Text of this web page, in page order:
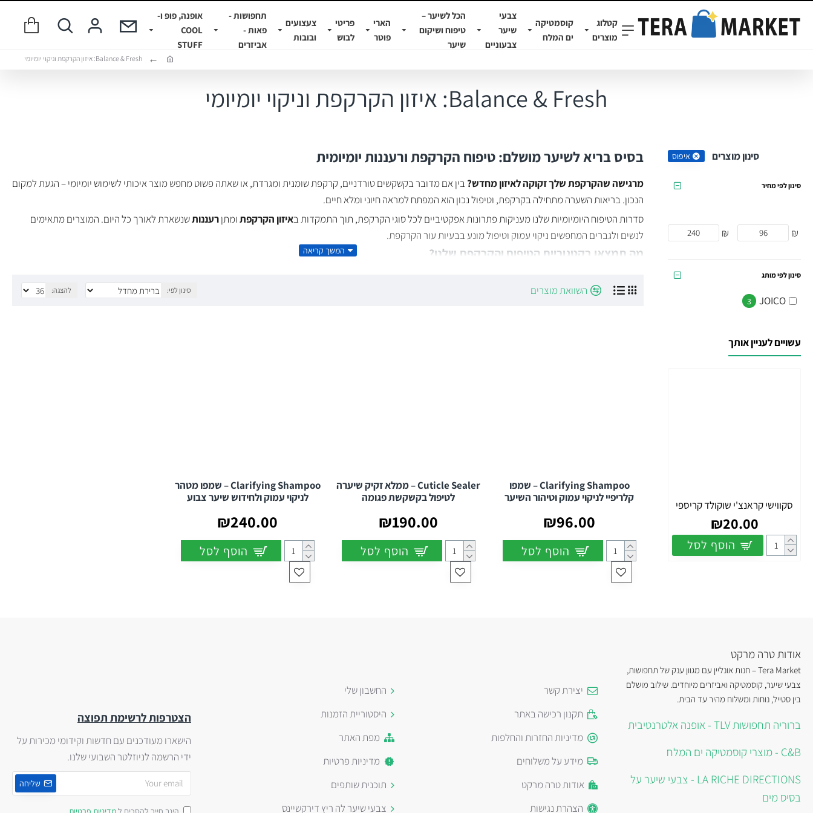
קטלוג
מוצרים
קוסמטיקה
ים המלח
צבעי
שיער
צבעוניים
הכל לשיער –
טיפוח ושיקום
שיער
הארי
פוטר
פריטי
לבוש
צעצועים
ובובות
תחפושות -
פאות -
אביזרים
אופנה, פופ ו-
COOL
STUFF
Balance & Fresh: איזון הקרקפת וניקוי יומיומי
Balance & Fresh: איזון הקרקפת וניקוי יומיומי
סינון מוצרים איפוס
סינון לפי מחיר
₪
₪
סינון לפי מותג
JOICO
3
עשויים לעניין אותך
סקווישי קראנצ'י שוקולד קריספי
₪20.00
הוסף לסל
בסיס בריא לשיער מושלם: טיפוח הקרקפת ורעננות יומיומית
מרגישה שהקרקפת שלך זקוקה לאיזון מחדש?בין אם מדובר בקשקשים טורדניים, קרקפת שומנית ומגרדת, או שאתה פשוט מחפש מוצר איכותי לשימוש יומיומי – הגעת למקום
הנכון. בריאות השערה מתחילה בקרקפת, וטיפול נכון הוא המפתח למראה חיוני ומלא חיים.
סדרות הטיפוח היומיומיות שלנו מעניקות פתרונות אפקטיביים לכל סוגי הקרקפת, תוך התמקדות באיזון הקרקפתומתןרעננותשנשארת לאורך כל היום. המוצרים מתאימים
לנשים ולגברים המחפשים ניקוי עמוק וטיפול מונע בבעיות עור הקרקפת.
מה תמצאו בקטגוריית הטיפוח והקרקפת שלנו?
איזון קרקפת רגישה או שומנית:
השוואת מוצרים סינון לפי: להצגה:
Clarifying Shampoo – שמפו
קלריפיי לניקוי עמוק וטיהור השיער
₪96.00
הוסף לסל
Cuticle Sealer – ממלא זקיק שיערה
לטיפול בקשקשת פגומה
₪190.00
הוסף לסל
Clarifying Shampoo – שמפו מטהר
לניקוי עמוק ולחידוש שיער צבוע
₪240.00
הוסף לסל
אודות טרה מרקט
Tera Market – חנות אונליין עם מגוון ענק של תחפושות,
צבעי שיער, קוסמטיקה ואביזרים מיוחדים. שילוב מושלם
בין סטייל, נוחות ומשלוח מהיר עד הבית.
ברוריה תחפושות TLV - אופנה אלטרנטיבית
C&B - מוצרי קוסמטיקה ים המלח
LA RICHE DIRECTIONS - צבעי שיער על
בסיס מים
יצירת קשר
תקנון רכישה באתר
מדיניות החזרות והחלפות
מידע על משלוחים
אודות טרה מרקט
הצהרת נגישות
החשבון שלי
היסטוריית הזמנות
מפת האתר
מדיניות פרטיות
תוכנית שותפים
צבעי שיער לה ריץ דירקשיינס
הצטרפות לרשימת תפוצה
הישארו מעודכנים עם חדשות וקידומי מכירות על
ידי הרשמה לניוזלטר השבועי שלנו.
שליחה